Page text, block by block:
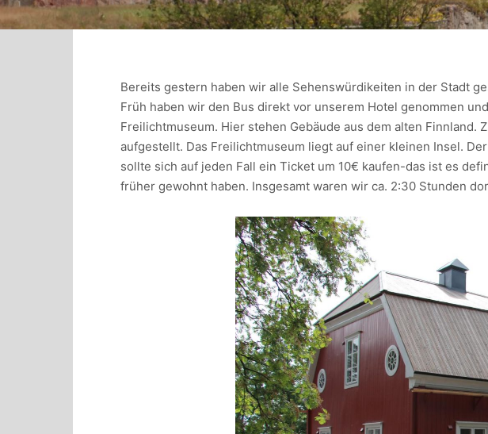
Bereits gestern haben wir alle Sehenswürdikeiten in der Stadt
Früh haben wir den Bus direkt vor unserem Hotel genommen
Freilichtmuseum. Hier stehen Gebäude aus dem alten Finnland.
aufgestellt. Das Freilichtmuseum liegt auf einer kleinen Insel.
sollte sich auf jeden Fall ein Ticket um 10€ kaufen-das ist es
früher gewohnt haben. Insgesamt waren wir ca. 2:30 Stunden